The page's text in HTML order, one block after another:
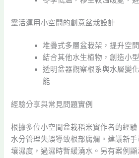
靈活運用小空間的創意盆栽設計
堆疊式多層盆栽架，提升空
結合其他水生植物，創造小
透明盆器觀察根系與水層變
能
經驗分享與常見問題實例
根據多位小空間盆栽稻米實作者的經
水分管理失誤導致根部腐爛。建議新
壤濕度，過濕時暫緩澆水。另有案例